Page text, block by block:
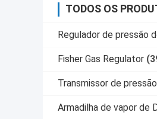
TODOS OS
Regulador de pressão
Fisher Gas Regulator
Transmissor de
Armadilha de vapor de